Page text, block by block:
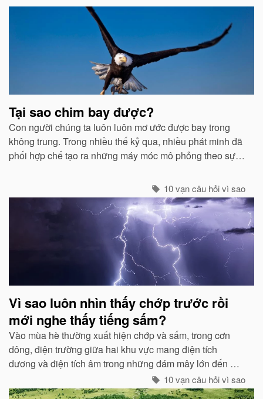
Bài
liên
Tại sao chim bay được?
Con người chúng ta luôn luôn mơ ước được bay trong
không trung. Trong nhiều thế kỷ qua, nhiều phát minh đã
phối hợp chế tạo ra những máy móc mô phỏng theo sự
10 vạn câu hỏi vì sao
Vì sao luôn nhìn thấy chớp trước rồi
mới nghe thấy tiếng sấm?
Vào mùa hè thường xuất hiện chớp và sấm, trong cơn
dông, điện trường giữa hai khu vực mang điện tích
dương và điện tích âm trong những đám mây lớn đến một
mức độ nhất định, hai loại điện tích trong quá trình phát
triển sẽ phát ra tia lửa...
10 vạn câu hỏi vì sao